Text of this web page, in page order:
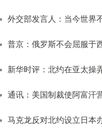
外交部发言人：当今世界
普京：俄罗斯不会屈服于
新华时评：北约在亚太操
通讯：美国制裁使阿富汗
马克龙反对北约设立日本